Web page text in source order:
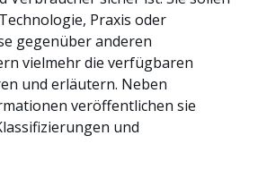
Praxis oder
gegenüber anderen
vielmehr die verfügbaren
und erläutern. Neben
veröffentlichen sie
und